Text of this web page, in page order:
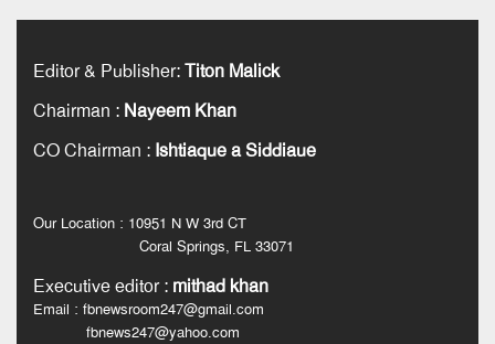
Editor & Publisher:Titon Malick
Chairman : Nayeem Khan
CO Chairman : Ishtiaque a Siddiaue
Our Location : 10951 N W 3rd CT
Coral Springs, FL 33071
Executive editor: mithad khan
Email : fbnewsroom247@gmail.com
fbnews247@yahoo.com